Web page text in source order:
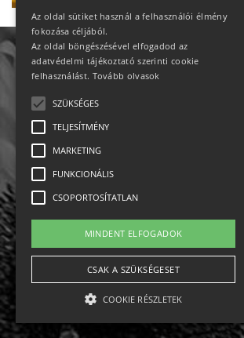
Impresszum-kapcsolat
Jogi nyilatkozat
Rólunk
English
Az oldal sütiket használ a felhasználói élmény
fokozása céljából.
Az oldal böngészésével elfogadod az
adatvédelmi tájékoztató szerinti cookie
felhasználást. Tovább olvasok
SZÜKSÉGES
TELJESÍTMÉNY
MARKETING
FUNKCIONÁLIS
CSOPORTOSÍTATLAN
MINDENT ELFOGADOK
CSAK A SZÜKSÉGESET
COOKIE RÉSZLETEK